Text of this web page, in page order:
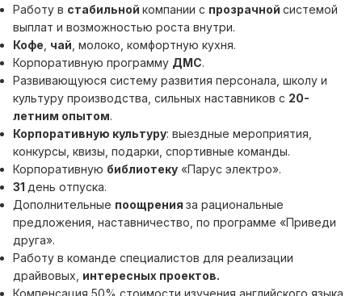
Работу в стабильной компании с прозрачной системой
выплат и возможностью роста внутри.
Кофе чай , молоко, комфортную кухня.
Корпоративную программу ДМС.
Развивающуюся систему развития персонала, школу и
культуру производства, сильных наставников с 20-
летним опытом.
Корпоративную культуру: выездные мероприятия,
конкурсы, квизы, подарки, спортивные команды.
Корпоративную библиотеку «Парус электро».
31 день отпуска.
Дополнительные поощрения за рациональные
предложения, наставничество, по программе «Приведи
друга».
Работу в команде специалистов для реализации
драйвовых, интересных проектов.